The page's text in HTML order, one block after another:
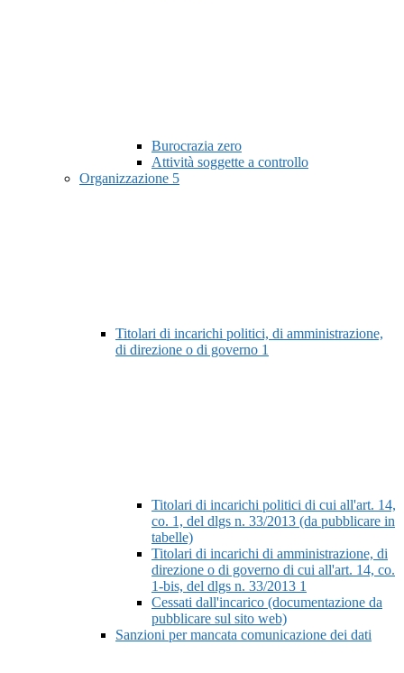
Burocrazia zero
Attività soggette a controllo
Organizzazione 5
Titolari di incarichi politici, di amministrazione,
di direzione o di governo 1
Titolari di incarichi politici di cui all'art. 14,
co. 1, del dlgs n. 33/2013 (da pubblicare in
tabelle)
Titolari di incarichi di amministrazione, di
direzione o di governo di cui all'art. 14, co.
1-bis, del dlgs n. 33/2013 1
Cessati dall'incarico (documentazione da
pubblicare sul sito web)
Sanzioni per mancata comunicazione dei dati